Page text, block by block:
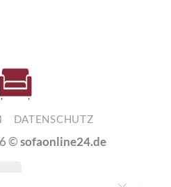
DATENSCHUTZ
©sofaonline24.de